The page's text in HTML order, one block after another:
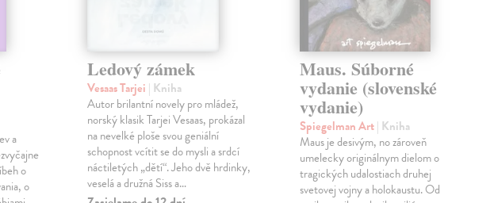
a
o
o
Ledový zámek
Vesaas Tarjei | Kniha
Autor brilantní novely pro mládež,
norský klasik Tarjei Vesaas, prokázal
na nevelké ploše svou geniální
schopnost vcítit se do mysli a srdcí
náctiletých „dětí“. Jeho dvě hrdinky,
veselá a družná Siss a…
Maus. Súborné
vydanie (slovenské
vydanie)
Spiegelman Art| Kniha
Maus je desivým, no zároveň
umelecky originálnym dielom o
tragických udalostiach druhej
svetovej vojny a holokaustu. Od